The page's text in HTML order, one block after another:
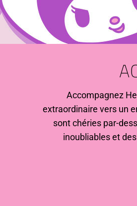
Accompagnez
extraordinaire vers un
sont chéries par-
inoubliables et